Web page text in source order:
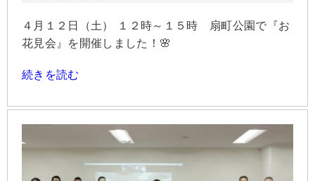
４月１２日（土） １２時～１５時 扇町公園で『お
花見会』を開催しました！🌸
続きを読む